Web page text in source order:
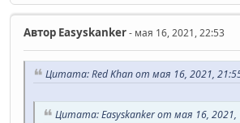
Автор Easyskanker- мая 16, 2021, 22:53
Цитата: Red Khan от мая 16, 2021,
Цитата: Easyskanker от мая 16, 2021,